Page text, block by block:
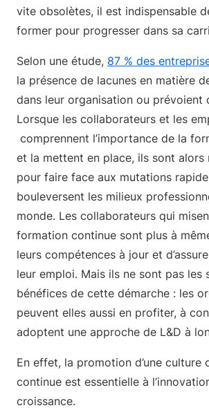
vite obsolètes, il est indispensable
former pour progresser dans sa
Selon une étude, 87 % des
la présence de lacunes en matière
dans leur organisation ou prévoient
Lorsque les collaborateurs et les
comprennent l’importance de la
et la mettent en place, ils sont alors
pour faire face aux mutations
bouleversent les milieux
monde. Les collaborateurs qui
formation continue sont plus à
leurs compétences à jour et
leur emploi. Mais ils ne sont pas les
bénéfices de cette démarche : les
peuvent elles aussi en profiter, à
adoptent une approche de L&D à
En effet, la promotion d’une culture
continue est essentielle à
croissance.